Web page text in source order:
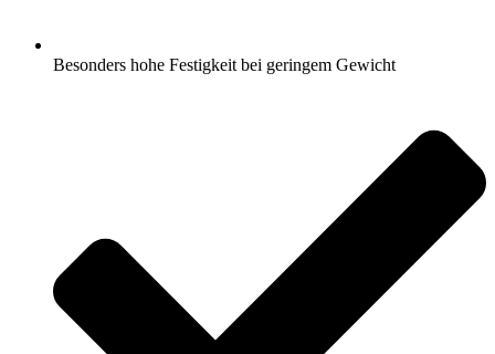
Besonders hohe Festigkeit bei geringem Gewicht